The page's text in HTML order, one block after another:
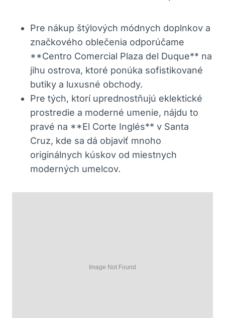
Pre nákup štýlových módnych doplnkov a
značkového oblečenia odporúčame
**Centro Comercial Plaza del Duque** na
jihu ostrova, ktoré ponúka sofistikované
butiky a luxusné obchody.
Pre tých, ktorí uprednostňujú eklektické
prostredie a moderné umenie, nájdu to
pravé na **El Corte Inglés** v Santa
Cruz, kde sa dá objaviť mnoho
originálnych kúskov od miestnych
moderných umelcov.